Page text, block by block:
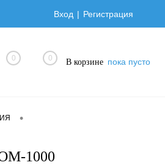
Вход Регистрация
0 0 В корзине пока пусто
•
1000